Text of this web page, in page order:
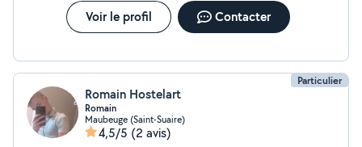
Voir le profil Contacter
Particulier
Romain Hostelart
Romain
Maubeuge (Saint-Suaire)
4,5/5 (2 avis)